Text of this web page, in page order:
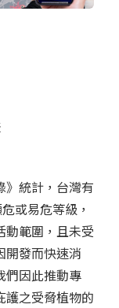
》統計，台灣有
或易危等級，
動範圍，且未受
開發而快速消
們因此推動專
護之受脅植物的